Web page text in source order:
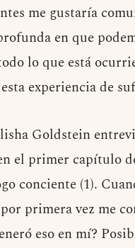
me gustaría
en que
lo que está
experiencia de
Goldstein
el primer capítulo
conciente (1).
primera vez me
eso en mí?